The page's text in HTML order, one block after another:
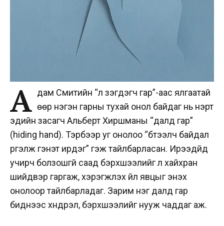
А дам Смитийн “үл үзэгдэгч гар”-аас ялгаатай
өөр нэгэн гарны тухай онол байдаг нь нэрт
эдийн засагч Альберт Хиршманы “далд гар”
(hiding hand). Тэрбээр уг онолоо “бүтээлч байдал
үргэлж гэнэт ирдэг” гэж тайлбарласан. Ирээдүйд
учирч болзошгүй саад бэрхшээлийг үл хайхран
шийдвэр гаргаж, хэрэгжүүлэх үйл явцыг энэхүү
онолоор тайлбарладаг. Зарим нэг далд гар
биднээс хүндрэл, бэрхшээлийг нууж чаддаг аж.